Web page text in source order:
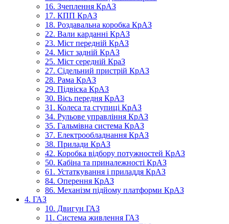
16. Зчеплення КрАЗ
17. КПП КрАЗ
18. Роздавальна коробка КрАЗ
22. Вали карданні КрАЗ
23. Міст передній КрАЗ
24. Міст задній КрАЗ
25. Міст середній КраЗ
27. Сідельний пристрій КрАЗ
28. Рама КрАЗ
29. Підвіска КрАЗ
30. Вісь передня КрАЗ
31. Колеса та ступиці КрАЗ
34. Рульове управління КрАЗ
35. Гальмівна система КрАЗ
37. Електрообладнання КрАЗ
38. Прилади КрАЗ
42. Коробка відбору потужностей КрАЗ
50. Кабіна та приналежності КрАЗ
61. Устаткування і приладдя КрАЗ
84. Оперення КрАЗ
86. Механізм підйому платформи КрАЗ
4. ГАЗ
10. Двигун ГАЗ
11. Система живлення ГАЗ